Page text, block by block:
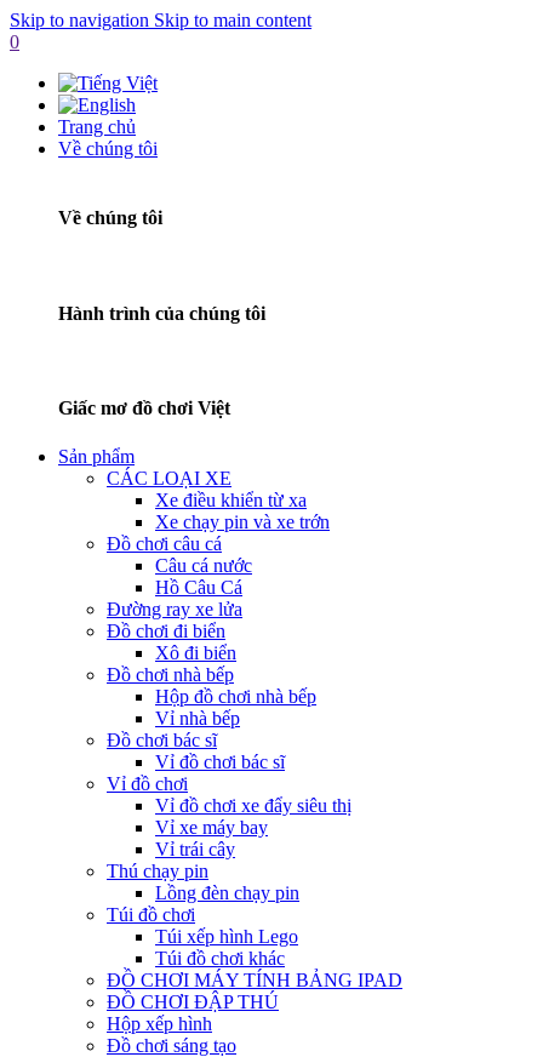
Skip to navigation Skip to main content
0
Trang chủ
Về chúng tôi
Về chúng tôi
Hành trình của chúng tôi
Giấc mơ đồ chơi Việt
Sản phẩm
CÁC LOẠI XE
Xe điều khiển từ xa
Xe chạy pin và xe trớn
Đồ chơi câu cá
Câu cá nước
Hồ Câu Cá
Đường ray xe lửa
Đồ chơi đi biển
Xô đi biển
Đồ chơi nhà bếp
Hộp đồ chơi nhà bếp
Vỉ nhà bếp
Đồ chơi bác sĩ
Vỉ đồ chơi bác sĩ
Vỉ đồ chơi
Vỉ đồ chơi xe đẩy siêu thị
Vỉ xe máy bay
Vỉ trái cây
Thú chạy pin
Lồng đèn chạy pin
Túi đồ chơi
Túi xếp hình Lego
Túi đồ chơi khác
ĐỒ CHƠI MÁY TÍNH BẢNG IPAD
ĐỒ CHƠI ĐẬP THÚ
Hộp xếp hình
Đồ chơi sáng tạo